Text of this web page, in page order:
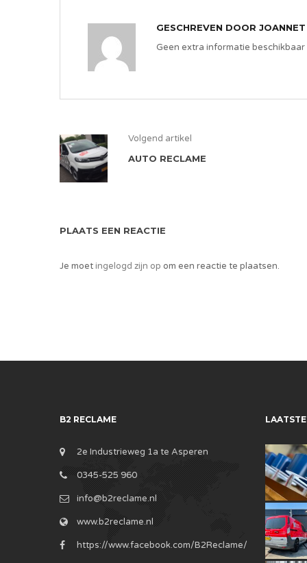
GESCHREVEN DOOR JOANNET
Geen extra informatie beschikbaar
Volgend artikel
AUTO RECLAME
PLAATS EEN REACTIE
Je moetingelogd zijn op om een reactie te plaatsen.
B2 RECLAME
2e Industrieweg 1a te Asperen
0345-525 960
info@b2reclame.nl
www.b2reclame.nl
https://www.facebook.com/B2Reclame/